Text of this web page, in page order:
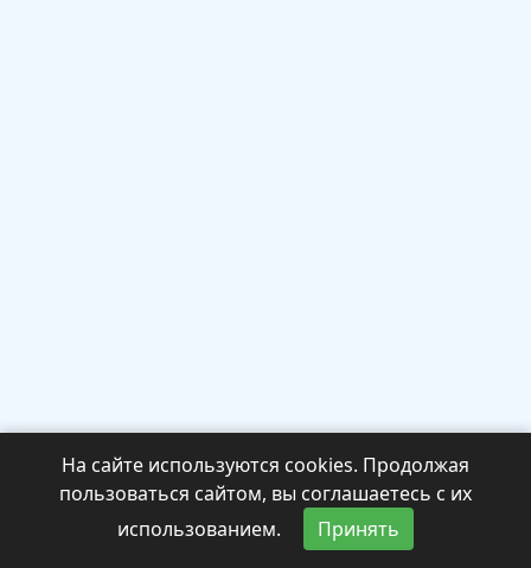
На сайте используются cookies. Продолжая
пользоваться сайтом, вы соглашаетесь с их
использованием.
Принять